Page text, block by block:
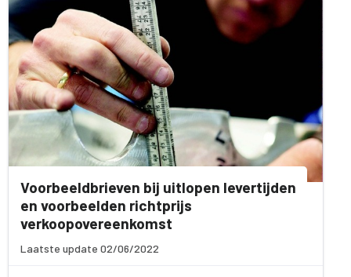
Voorbeeldbrieven bij uitlopen levertijden
en voorbeelden richtprijs
verkoopovereenkomst
Laatste update 02/06/2022